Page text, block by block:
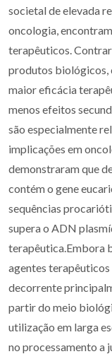
societal de elevada
oncologia,
terapêuticos.
produtos biológicos,
maior eficácia
menos efeitos
são especialmente
implicações em
demonstraram que
contém o gene
sequências
supera o ADN
terapêutica.Embora
agentes terapêuticos
decorrente
partir do meio
utilização em larga
no processamento a